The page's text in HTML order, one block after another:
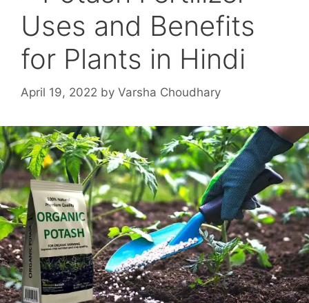
Uses and Benefits
for Plants in Hindi
April 19, 2022 by Varsha Choudhary